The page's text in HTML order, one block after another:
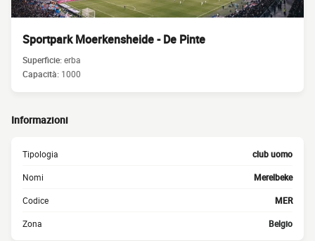
Sportpark Moerkensheide - De Pinte
Superficie:erba
Capacità: 1000
Informazioni
Tipologia club uomo
Nomi Merelbeke
Codice MER
Zona Belgio